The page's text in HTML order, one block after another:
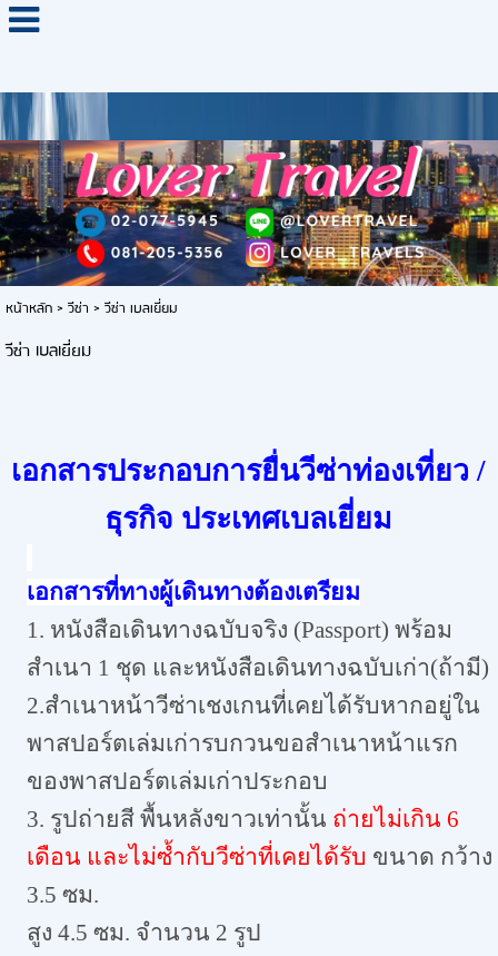
หน้าหลัก> วีซ่า > วีซ่า เบลเยี่ยม
วีซ่า เบลเยี่ยม
เอกสารประกอบการยื่นวีซ่าท่องเที่ยว /
ธุรกิจ ประเทศเบลเยี่ยม
เอกสารที่ทางผู้เดินทางต้องเตรียม
1. หนังสือเดินทางฉบับจริง (Passport) พร้อม
สำเนา 1 ชุด และหนังสือเดินทางฉบับเก่า(ถ้ามี)
2.สำเนาหน้าวีซ่าเชงเกนที่เคยได้รับหากอยู่ใน
พาสปอร์ตเล่มเก่ารบกวนขอสำเนาหน้าแรก
ของพาสปอร์ตเล่มเก่าประกอบ
3. รูปถ่ายสี พื้นหลังขาวเท่านั้น ถ่ายไม่เกิน 6
เดือน และไม่ซ้ำกับวีซ่าที่เคยได้รับ ขนาด กว้าง
3.5 ซม.
สูง 4.5 ซม. จำนวน 2 รูป